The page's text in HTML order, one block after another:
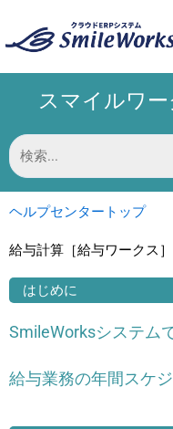
ス
プ
スマイルワ
検
索
対
象:
ヘルプセンタートップ
給与計算［給与ワークス］
はじめに
SmileWorksシステム
給与業務の年間スケ